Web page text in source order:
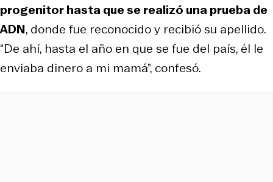
progenitor hasta que se realizó una prueba de
ADN, donde fue reconocido y recibió su apellido.
“De ahí, hasta el año en que se fue del país, él le
enviaba dinero a mi mamá”, confesó.